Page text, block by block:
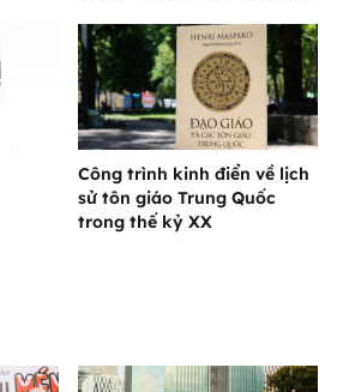
Công trình kinh điển về lịch
sử tôn giáo Trung Quốc
trong thế kỷ XX